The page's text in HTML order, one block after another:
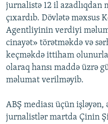
ARAŞDIRMA
MULTIMEDIA
VIDEO
FOTOQALEREYA
İNFOQRAFIKA
KARIKATURA
RADIO ARXIV
OXU ZALI
AZƏRBAYCAN ƏDƏBIYYATI
İSLAM VƏ DEMOKRATIYA
İZ - MƏDƏNIYYƏT PROQRAMI
HAQQIMIZDA
MISSIYAMIZ
PEŞƏ ETIKASI VƏ JURNALISTIKA
MATERIALLARIMIZDAN ISTIFADƏ
jurnalistə 12 il azadlıqdan
çıxardıb. Dövlətə məxsus
Agentliyinin verdiyi
cinayət» törətməkdə və
keçməkdə ittiham
olaraq hansı maddə üzrə
məlumat verilməyib.
ABŞ mediası üçün
jurnalistlər martda Çinin